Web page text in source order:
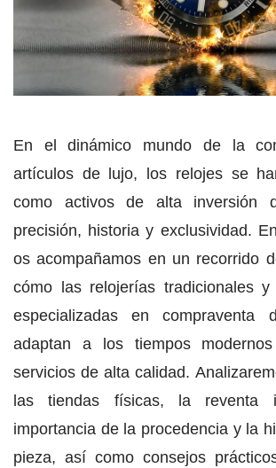
En el dinámico mundo de la
artículos de lujo, los relojes se
como activos de alta inversión
precisión, historia y exclusividad.
os acompañamos en un recorrido
cómo las relojerías tradicionales y
especializadas en compraventa
adaptan a los tiempos
servicios de alta calidad.
las tiendas físicas, la reventa
importancia de la procedencia y la
pieza, así como consejos